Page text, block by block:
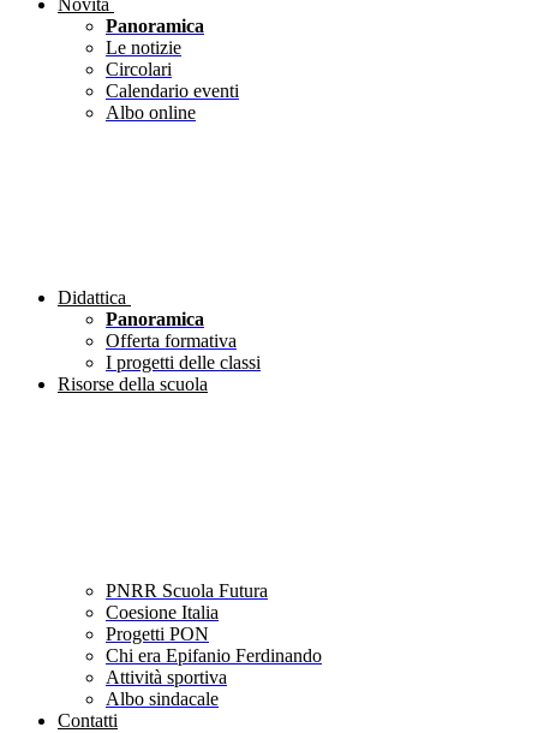
Novità
Panoramica
Le notizie
Circolari
Calendario eventi
Albo online
Didattica
Panoramica
Offerta formativa
I progetti delle classi
Risorse della scuola
PNRR Scuola Futura
Coesione Italia
Progetti PON
Chi era Epifanio Ferdinando
Attività sportiva
Albo sindacale
Contatti